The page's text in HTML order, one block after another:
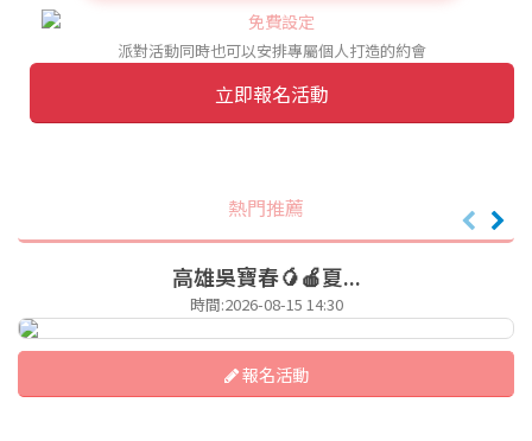
派對活動同時也可以安排專屬個人打造的約會
立即報名活動
熱門推薦
高雄吳寶春🥭🍎夏...
時間:2026-08-15 14:30
報名活動